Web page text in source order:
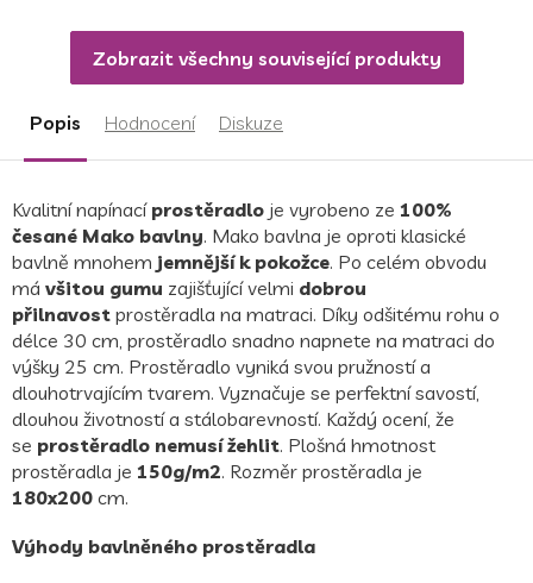
hvězdiček.Zobrazit všechny související produkty
Popis Hodnocení Diskuze
Kvalitní napínací prostěradlo je vyrobeno ze 100%
česané Mako bavlny. Mako bavlna je oproti klasické
bavlně mnohem jemnější k pokožce. Po celém obvodu
má všitou gumu zajišťující velmi dobrou
přilnavost prostěradla na matraci. Díky odšitému rohu o
délce 30 cm, prostěradlo snadno napnete na matraci do
výšky 25 cm. Prostěradlo vyniká svou pružností a
dlouhotrvajícím tvarem. Vyznačuje se perfektní savostí,
dlouhou životností a stálobarevností. Každý ocení, že
se prostěradlo nemusí žehlit. Plošná hmotnost
prostěradla je 150g/m2. Rozměr prostěradla je
180x200 cm.
Výhody bavlněného prostěradla